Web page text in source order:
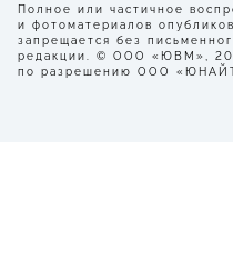
Полное или частичное
и фотоматериалов
запрещается без
редакции. © ООО «ЮВМ»,
по разрешению ООО